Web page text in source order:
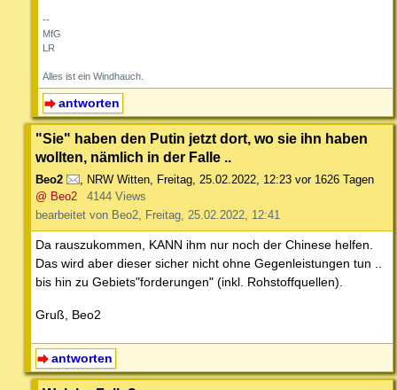
--
MfG
LR
Alles ist ein Windhauch.
antworten
"Sie" haben den Putin jetzt dort, wo sie ihn haben
wollten, nämlich in der Falle ..
Beo2 , NRW Witten, Freitag, 25.02.2022, 12:23 vor 1626 Tagen
@ Beo2
4144 Views
bearbeitet von Beo2, Freitag, 25.02.2022, 12:41
Da rauszukommen, KANN ihm nur noch der Chinese helfen.
Das wird aber dieser sicher nicht ohne Gegenleistungen tun ..
bis hin zu Gebiets"forderungen" (inkl. Rohstoffquellen).
Gruß, Beo2
antworten